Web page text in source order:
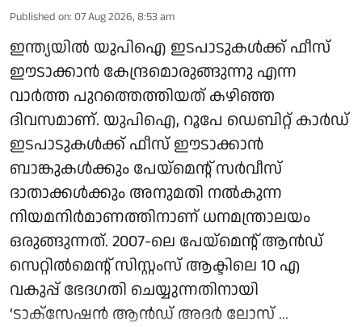
Published on: 07 Aug 2026, 8:53 am
ഇന്ത്യയിൽ യുപിഐ ഇടപാടുകൾക്ക് ഫീസ്
ഈടാക്കാൻ കേന്ദ്രമൊരുങ്ങുന്നു എന്ന
വാർത്ത പുറത്തെത്തിയത് കഴിഞ്ഞ
ദിവസമാണ്. യുപിഐ, റൂപേ ഡെബിറ്റ് കാർഡ്
ഇടപാടുകൾക്ക് ഫീസ് ഈടാക്കാൻ
ബാങ്കുകൾക്കും പേയ്മെന്റ് സർവീസ്
ദാതാക്കൾക്കും അനുമതി നൽകുന്ന
നിയമനിർമാണത്തിനാണ് ധനമന്ത്രാലയം
ഒരുങ്ങുന്നത്. 2007-ലെ പേയ്‌മെന്റ് ആന്‍ഡ്
സെറ്റില്‍മെന്റ് സിസ്റ്റംസ് ആക്ടിലെ 10 എ
വകുപ്പ് ഭേദഗതി ചെയ്യുന്നതിനായി
‘ടാക്‌സേഷന്‍ ആന്‍ഡ് അദര്‍ ലോസ് ...